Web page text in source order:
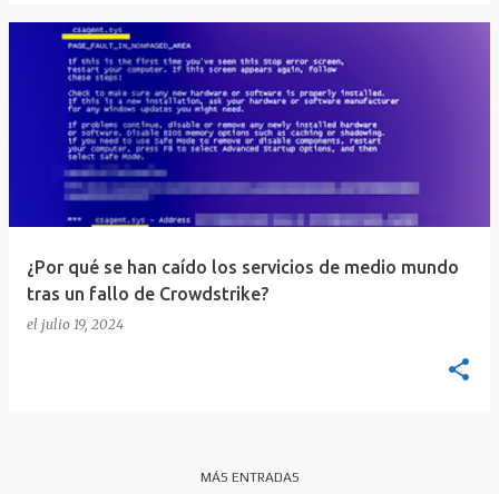
¿Por qué se han caído los servicios de medio mundo
tras un fallo de Crowdstrike?
el julio 19, 2024
MÁS ENTRADAS